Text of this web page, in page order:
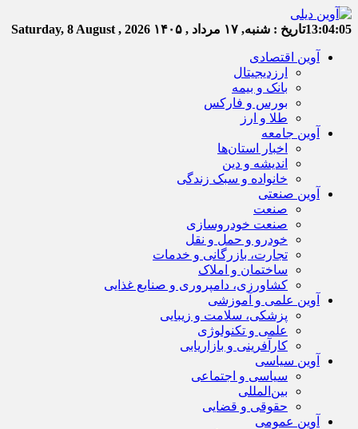
13:04:05تاریخ : شنبه, ۱۷ مرداد , ۱۴۰۵ Saturday, 8 August , 2026
آوین اقتصادی
ارزدیجیتال
بانک و بیمه
بورس و فارکس
طلا و ارز
آوین جامعه
اخبار استان‌ها
اندیشه و دین
خانواده و سبک زندگی
آوین صنعتی
صنعت
صنعت خودروسازی
خودرو و حمل و نقل
تجارت، بازرگانی و خدمات
ساختمان و املاک
کشاورزی، دامپروری و صنایع غذایی
آوین علمی و آموزشی
پزشکی، سلامت و زیبایی
علمی و تکنولوژی
کارآفرینی و بازاریابی
آوین سیاسی
سیاسی و اجتماعی
بین‌المللی
حقوقی و قضایی
آوین عمومی